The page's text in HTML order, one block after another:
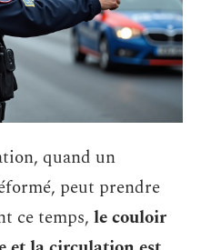
quand un
peut prendre
ce temps, le couloir